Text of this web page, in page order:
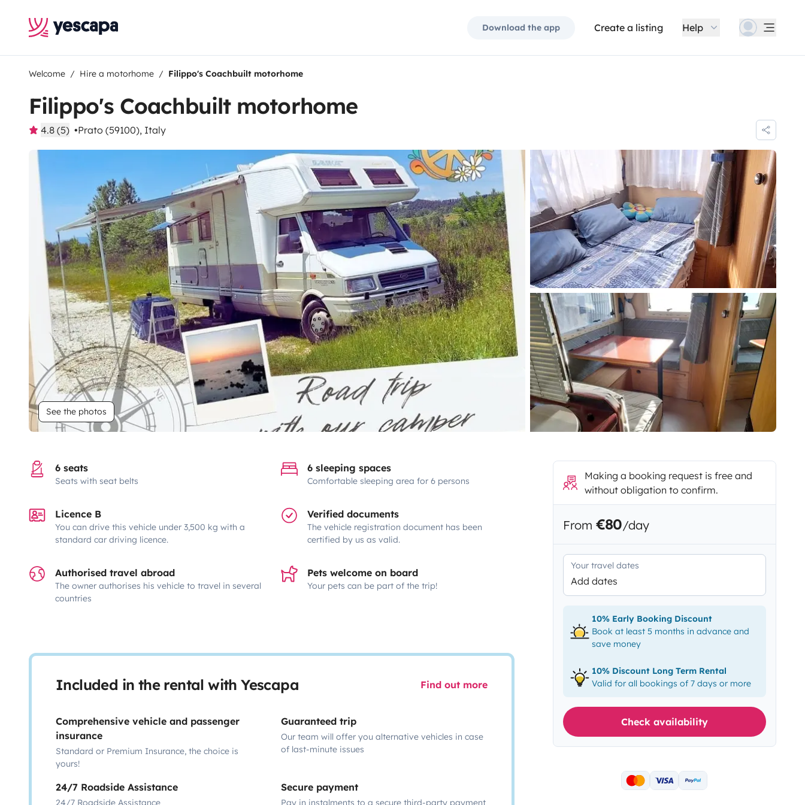
Download the app Create a listing Help
Welcome Hire a motorhome Filippo's Coachbuilt motorhome
Filippo's Coachbuilt motorhome
4.8 (5) Prato (59100), Italy
See the photos
6 seats
Seats with seat belts
6 sleeping spaces
Comfortable sleeping area for 6 persons
Licence B
You can drive this vehicle under 3,500 kg with a
standard car driving licence.
Verified documents
The vehicle registration document has been
certified by us as valid.
Authorised travel abroad
The owner authorises his vehicle to travel in several
countries
Pets welcome on board
Your pets can be part of the trip!
Included in the rental with Yescapa Find out more
Comprehensive vehicle and passenger
insurance
Standard or Premium Insurance, the choice is
yours!
Guaranteed trip
Our team will offer you alternative vehicles in case
of last-minute issues
24/7 Roadside Assistance
24/7 Roadside Assistance
Secure payment
Pay in instalments to a secure third-party payment
Making a booking request is free and
without obligation to confirm.
From €80/day
Your travel dates
Add dates
10% Early Booking Discount
Book at least 5 months in advance and
save money
10% Discount Long Term Rental
Valid for all bookings of 7 days or more
Check availability